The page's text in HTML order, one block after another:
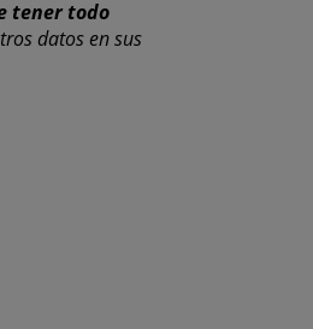
tener todo
datos en sus